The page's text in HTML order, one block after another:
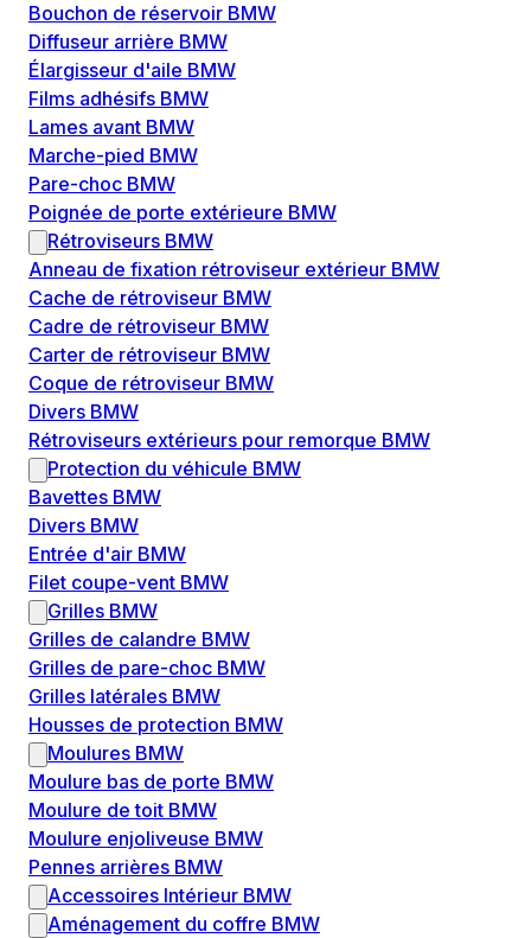
Bouchon de réservoir BMW
Diffuseur arrière BMW
Élargisseur d'aile BMW
Films adhésifs BMW
Lames avant BMW
Marche-pied BMW
Pare-choc BMW
Poignée de porte extérieure BMW
Rétroviseurs BMW
Anneau de fixation rétroviseur extérieur BMW
Cache de rétroviseur BMW
Cadre de rétroviseur BMW
Carter de rétroviseur BMW
Coque de rétroviseur BMW
Divers BMW
Rétroviseurs extérieurs pour remorque BMW
Protection du véhicule BMW
Bavettes BMW
Divers BMW
Entrée d'air BMW
Filet coupe-vent BMW
Grilles BMW
Grilles de calandre BMW
Grilles de pare-choc BMW
Grilles latérales BMW
Housses de protection BMW
Moulures BMW
Moulure bas de porte BMW
Moulure de toit BMW
Moulure enjoliveuse BMW
Pennes arrières BMW
Accessoires Intérieur BMW
Aménagement du coffre BMW